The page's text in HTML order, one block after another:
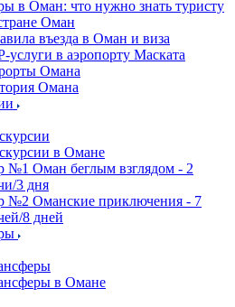
в Оман: что нужно знать туристу
Оман
въезда в Оман и виза
услуги в аэропорту Маската
Омана
Омана
в Омане
№1 Оман беглым взглядом - 2
3 дня
№2 Оманские приключения - 7
8 дней
в Омане